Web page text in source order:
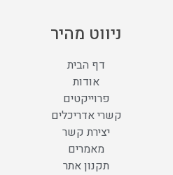
ניווט מהיר
דף הבית
אודות
פרוייקטים
קשרי אדריכלים
יצירת קשר
מאמרים
תקנון אתר